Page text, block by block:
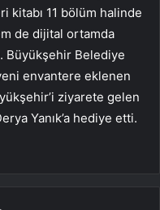
kitabı 11 bölüm halinde
de dijital ortamda
Büyükşehir Belediye
envantere eklenen
ziyarete gelen
Yanık’a hediye etti.